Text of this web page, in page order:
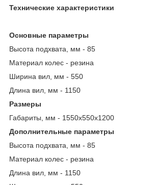
Технические характеристики
Основные параметры
Высота подхвата, мм - 85
Материал колес - резина
Ширина вил, мм - 550
Длина вил, мм - 1150
Размеры
Габариты, мм - 1550х550х1200
Дополнительные параметры
Высота подхвата, мм - 85
Материал колес - резина
Длина вил, мм - 1150